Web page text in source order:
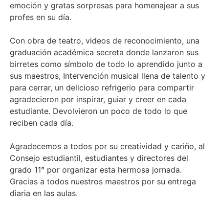
emoción y gratas sorpresas para homenajear a sus
profes en su día.
Con obra de teatro, videos de reconocimiento, una
graduación académica secreta donde lanzaron sus
birretes como símbolo de todo lo aprendido junto a
sus maestros, Intervención musical llena de talento y
para cerrar, un delicioso refrigerio para compartir
agradecieron por inspirar, guiar y creer en cada
estudiante. Devolvieron un poco de todo lo que
reciben cada día.
Agradecemos a todos por su creatividad y cariño, al
Consejo estudiantil, estudiantes y directores del
grado 11° por organizar esta hermosa jornada.
Gracias a todos nuestros maestros por su entrega
diaria en las aulas.